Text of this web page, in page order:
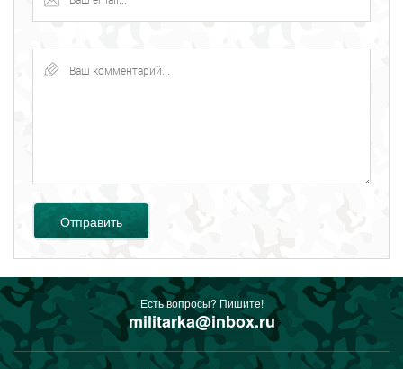
Отправить
Есть вопросы? Пишите!
militarka@inbox.ru